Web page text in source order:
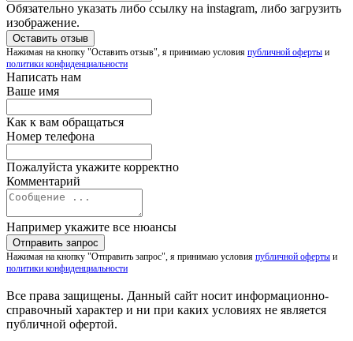
Обязательно указать либо ссылку на instagram, либо загрузить
изображение.
Нажимая на кнопку "Оставить отзыв", я принимаю условия публичной оферты и
политики конфиденциальности
Написать нам
Ваше имя
Как к вам обращаться
Номер телефона
Пожалуйста укажите корректно
Комментарий
Например укажите все нюансы
Нажимая на кнопку "Отправить запрос", я принимаю условия публичной оферты и
политики конфиденциальности
Все права защищены. Данный сайт носит информационно-
справочный характер и ни при каких условиях не является
публичной офертой.